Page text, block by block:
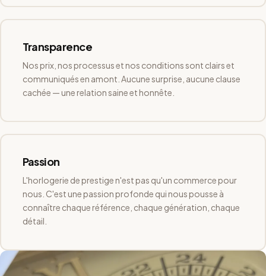
Transparence
Nos prix, nos processus et nos conditions sont clairs et
communiqués en amont. Aucune surprise, aucune clause
cachée — une relation saine et honnête.
Passion
L'horlogerie de prestige n'est pas qu'un commerce pour
nous. C'est une passion profonde qui nous pousse à
connaître chaque référence, chaque génération, chaque
détail.